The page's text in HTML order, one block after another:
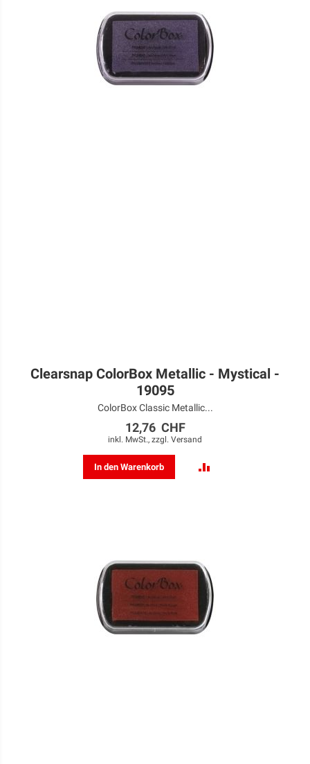
Clearsnap ColorBox Metallic - Mystical -
19095
ColorBox Classic Metallic...
12,76 CHF
inkl. MwSt., zzgl. Versand
In den Warenkorb